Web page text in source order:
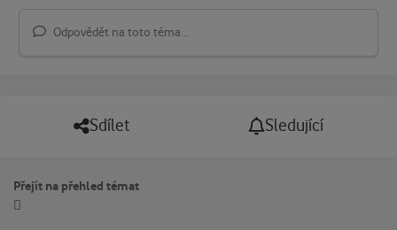
Odpovědět na toto téma...
Sdílet Sledující
Přejít na přehled témat